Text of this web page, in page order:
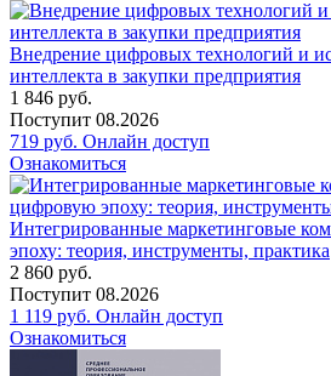
Внедрение цифровых технологий и
интеллекта в закупки предприятия
1 846 руб.
Поступит 08.2026
719 руб. Онлайн доступ
Ознакомиться
Интегрированные маркетинговые
эпоху: теория, инструменты, практика
2 860 руб.
Поступит 08.2026
1 119 руб. Онлайн доступ
Ознакомиться